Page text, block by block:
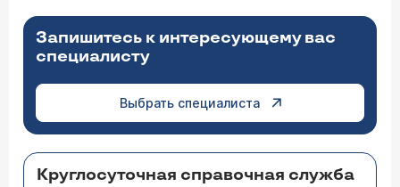
Запишитесь к интересующему вас
специалисту
Выбрать специалиста
Круглосуточная справочная служба